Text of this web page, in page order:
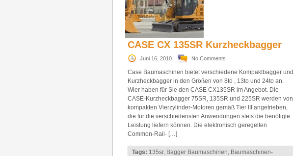
CASE CX 135SR Kurzheckbagger
Juni 16, 2010 No Comments
Case Baumaschinen bietet verschiedene Kompaktbagger und
Kurzheckbagger in den Größen von 8to , 13to und 24to an.
Wier haben für Sie den CASE CX135SR im Angebot. Die
CASE-Kurzheckbagger 75SR, 135SR und 225SR werden von
kompakten Vierzylinder-Motoren gemäß Tier III angetrieben,
die für die verschiedensten Anwendungen stets die benötigte
Leistung liefern können. Die elektronisch geregelten
Common-Rail- […]
Tags: 135sr, Bagger Baumaschinen, Baumaschinen-